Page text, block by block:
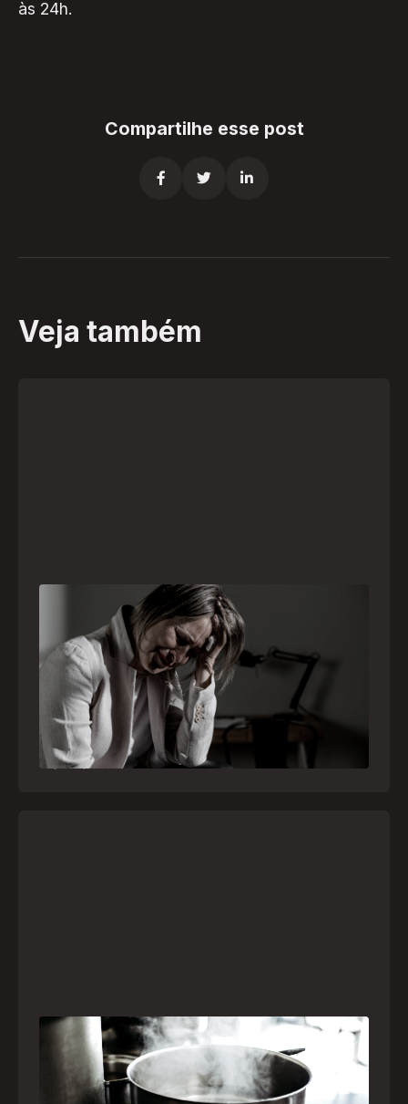
às 24h.
Compartilhe esse post
  
Veja também
Crise psiquiátrica é urgência médica: saiba
como o SAMU atua nesses casos
Surtos, tentativas de suicídio e episódios de
agitação intensa são considerados urgências
médicas e devem receber atendimento
especializado pelo telefone 192
21 julho, 2026
Frio leva brasileiros a improvisar para se
aquecer e aumenta risco de queimaduras
dentro de casa